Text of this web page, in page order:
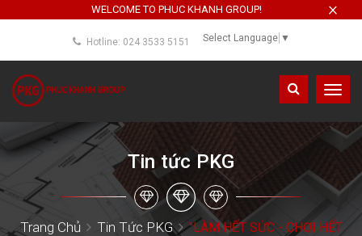
×
WELCOME TO PHUC KHANH GROUP!
Hotline: 024 3533 5151 Select Language ▼
Tin tức PKG
Trang Chủ Tin Tức PKG
"LÀM HẾT SỨC - CHƠI HẾT